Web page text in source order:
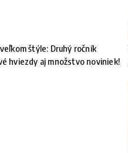
štýle: Druhý ročník
hviezdy aj množstvo noviniek!